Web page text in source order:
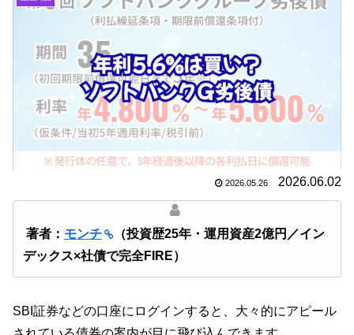
2026.05.26 2026.06.02
著者： モンチ
（投資歴25年・運用資産2億円／イン
デックス×社債で完全FIRE）
SBI証券などの口座にログインすると、大々的にアピール